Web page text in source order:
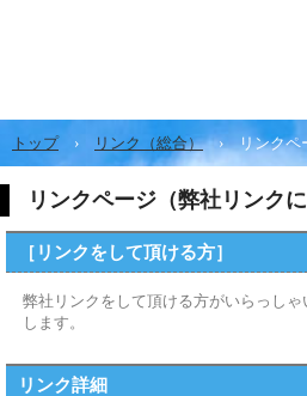
トップ › リンク（総合） › リンクペ
リンクページ（弊社リンクに
［リンクをして頂ける方］
弊社リンクをして頂ける方がいらっし
します。
リンク詳細